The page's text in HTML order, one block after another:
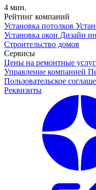
4 мин.
Рейтинг компаний
Установка потолков
Установка окон Дизайн
Строительство домов
Сервисы
Цены на ремонтные
Управление компанией
Пользовательское
Реквизиты